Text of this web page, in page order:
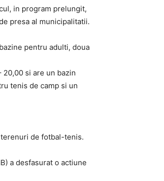
in program prelungit,
presa al municipalitatii.
pentru adulti, doua
si are un bazin
tenis de camp si un
de fotbal-tenis.
a desfasurat o actiune